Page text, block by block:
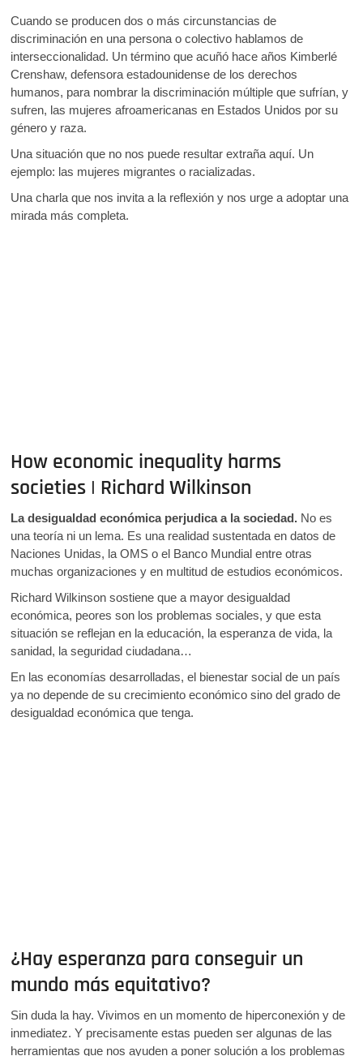
Cuando se producen dos o más circunstancias de
discriminación en una persona o colectivo hablamos de
interseccionalidad. Un término que acuñó hace años Kimberlé
Crenshaw, defensora estadounidense de los derechos
humanos, para nombrar la discriminación múltiple que sufrían, y
sufren, las mujeres afroamericanas en Estados Unidos por su
género y raza.
Una situación que no nos puede resultar extraña aquí. Un
ejemplo: las mujeres migrantes o racializadas.
Una charla que nos invita a la reflexión y nos urge a adoptar una
mirada más completa.
How economic inequality harms
societies | Richard Wilkinson
La desigualdad económica perjudica a la sociedad. No es
una teoría ni un lema. Es una realidad sustentada en datos de
Naciones Unidas, la OMS o el Banco Mundial entre otras
muchas organizaciones y en multitud de estudios económicos.
Richard Wilkinson sostiene que a mayor desigualdad
económica, peores son los problemas sociales, y que esta
situación se reflejan en la educación, la esperanza de vida, la
sanidad, la seguridad ciudadana…
En las economías desarrolladas, el bienestar social de un país
ya no depende de su crecimiento económico sino del grado de
desigualdad económica que tenga.
¿Hay esperanza para conseguir un
mundo más equitativo?
Sin duda la hay. Vivimos en un momento de hiperconexión y de
inmediatez. Y precisamente estas pueden ser algunas de las
herramientas que nos ayuden a poner solución a los problemas